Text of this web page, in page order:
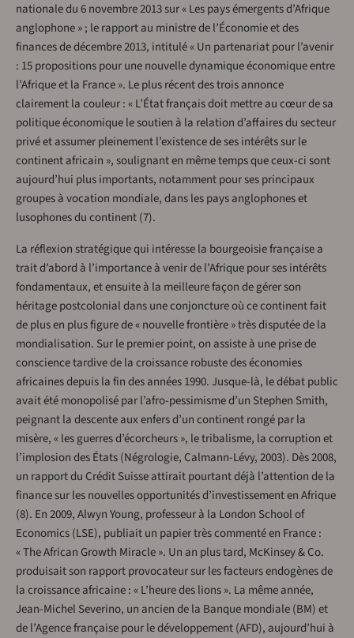
nationale du 6 novembre 2013 sur « Les pays émergents d’Afrique
anglophone » ; le rapport au ministre de l’Économie et des
finances de décembre 2013, intitulé « Un partenariat pour l’avenir
: 15 propositions pour une nouvelle dynamique économique entre
l’Afrique et la France ». Le plus récent des trois annonce
clairement la couleur : « L’État français doit mettre au cœur de sa
politique économique le soutien à la relation d’affaires du secteur
privé et assumer pleinement l’existence de ses intérêts sur le
continent africain », soulignant en même temps que ceux-ci sont
aujourd’hui plus importants, notamment pour ses principaux
groupes à vocation mondiale, dans les pays anglophones et
lusophones du continent (7).
La réflexion stratégique qui intéresse la bourgeoisie française a
trait d’abord à l’importance à venir de l’Afrique pour ses intérêts
fondamentaux, et ensuite à la meilleure façon de gérer son
héritage postcolonial dans une conjoncture où ce continent fait
de plus en plus figure de « nouvelle frontière » très disputée de la
mondialisation. Sur le premier point, on assiste à une prise de
conscience tardive de la croissance robuste des économies
africaines depuis la fin des années 1990. Jusque-là, le débat public
avait été monopolisé par l’afro-pessimisme d’un Stephen Smith,
peignant la descente aux enfers d’un continent rongé par la
misère, « les guerres d’écorcheurs », le tribalisme, la corruption et
l’implosion des États (Négrologie, Calmann-Lévy, 2003). Dès 2008,
un rapport du Crédit Suisse attirait pourtant déjà l’attention de la
finance sur les nouvelles opportunités d’investissement en Afrique
(8). En 2009, Alwyn Young, professeur à la London School of
Economics (LSE), publiait un papier très commenté en France :
« The African Growth Miracle ». Un an plus tard, McKinsey & Co.
produisait son rapport provocateur sur les facteurs endogènes de
la croissance africaine : « L’heure des lions ». La même année,
Jean-Michel Severino, un ancien de la Banque mondiale (BM) et
de l’Agence française pour le développement (AFD), aujourd’hui à